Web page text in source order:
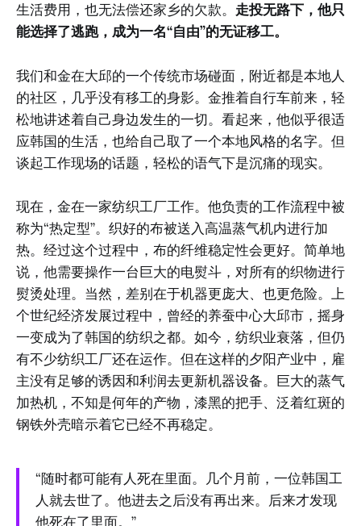
生活费用，也无法偿还家乡的欠款。 走投无路下，他只
能选择了逃跑，成为一名“自由”的无证移工。
我们和金在大邱的一个传统市场碰面，附近都是本地人
的社区，几乎没有移工的身影。金推着自行车前来，轻
松地讲述着自己身边发生的一切。看起来，他似乎很适
应韩国的生活，也给自己取了一个本地风格的名字。但
谈起工作现场的话题，轻松的语气下是沉痛的现实。
现在，金在一家纺织工厂工作。他负责的工作流程中被
称为“热定型”。织好的布被送入高温蒸气机内进行加
热。经过这个过程中，布的纤维稳定性会更好。简单地
说，他需要操作一台巨大的电熨斗，对所有的织物进行
熨烫处理。当然，差别在于机器更庞大、也更危险。上
个世纪经济发展过程中，曾经的养蚕中心大邱市，摇身
一变成为了韩国的纺织之都。如今，纺织业衰落，但仍
有不少纺织工厂还在运作。但在这样的夕阳产业中，雇
主没有足够的诱因和利润去更新机器设备。巨大的蒸气
加热机，不知是何年的产物，漆黑的把手、泛着红斑的
钢铁外壳暗示着它已经不再稳定。
“随时都可能有人死在里面。几个月前，一位韩国工
人就去世了。他进去之后没有再出来。后来才发现
他死在了里面。”